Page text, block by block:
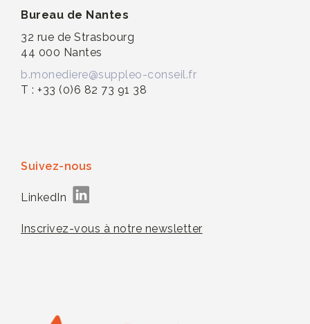
Bureau de Nantes
32 rue de Strasbourg
44 000 Nantes
b.monediere@suppleo-conseil.fr
T : +33 (0)6 82 73 91 38
Suivez-nous
LinkedIn
Inscrivez-vous à notre newsletter